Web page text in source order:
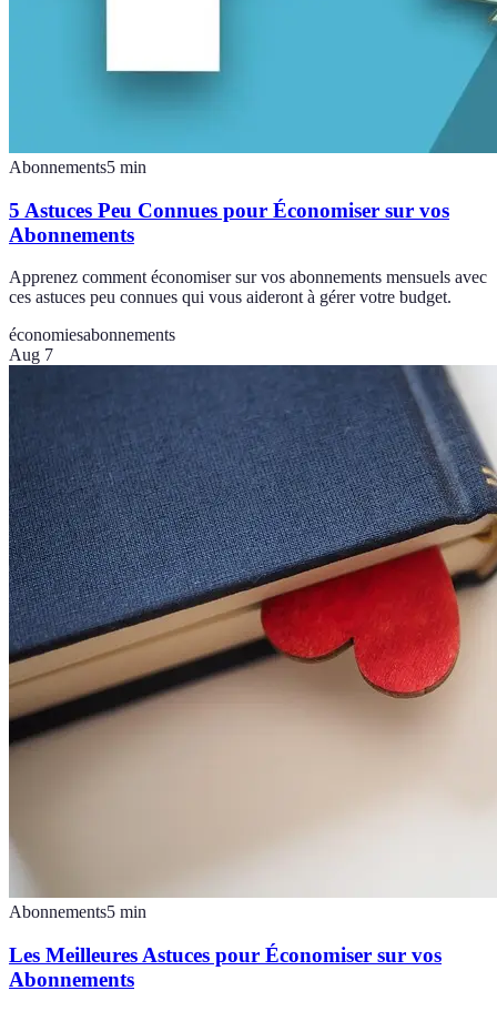
Abonnements5 min
5 Astuces Peu Connues pour Économiser sur vos
Abonnements
Apprenez comment économiser sur vos abonnements mensuels avec
ces astuces peu connues qui vous aideront à gérer votre budget.
économiesabonnements
Aug 7
Abonnements5 min
Les Meilleures Astuces pour Économiser sur vos
Abonnements